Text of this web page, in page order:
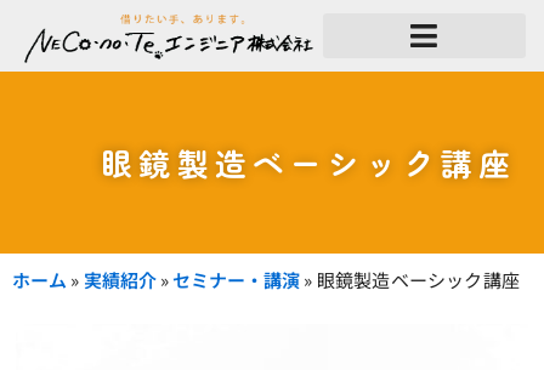
ス
眼鏡製造ベーシック講座
ホーム » 実績紹介 »セミナー・講演» 眼鏡製造ベーシック講座